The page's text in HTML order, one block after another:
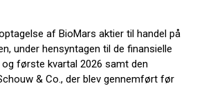
af BioMars aktier til handel på
under hensyntagen til de finansielle
første kvartal 2026 samt den
& Co., der blev gennemført før